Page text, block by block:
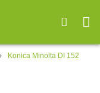
Konica Minolta DI 152